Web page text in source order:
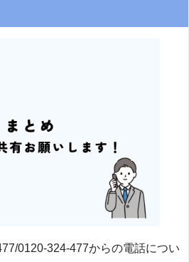
0120-324-477からの電話につい